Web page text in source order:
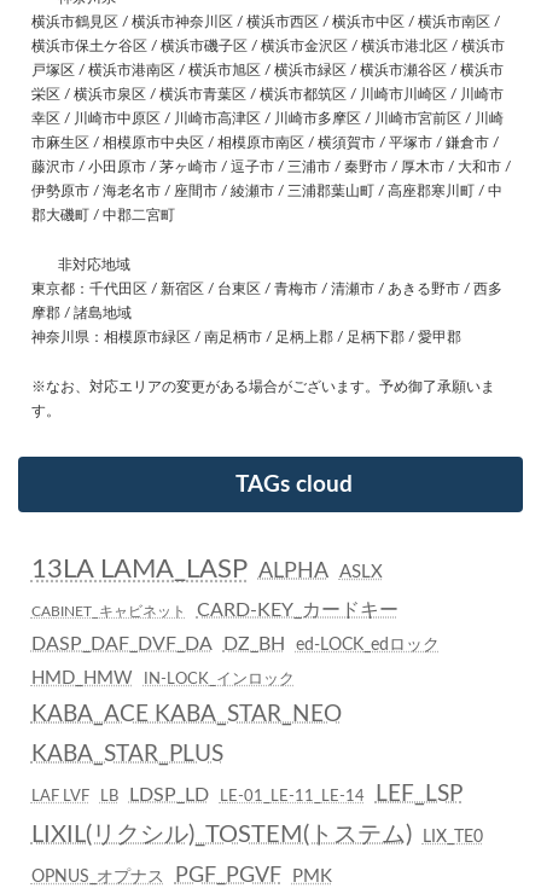
横浜市鶴見区 / 横浜市神奈川区 / 横浜市西区 / 横浜市中区 / 横浜市南区 /
横浜市保土ケ谷区 / 横浜市磯子区 / 横浜市金沢区 / 横浜市港北区 / 横浜市
戸塚区 / 横浜市港南区 / 横浜市旭区 / 横浜市緑区 / 横浜市瀬谷区 / 横浜市
栄区 / 横浜市泉区 / 横浜市青葉区 / 横浜市都筑区 / 川崎市川崎区 / 川崎市
幸区 / 川崎市中原区 / 川崎市高津区 / 川崎市多摩区 / 川崎市宮前区 / 川崎
市麻生区 / 相模原市中央区 / 相模原市南区 / 横須賀市 / 平塚市 / 鎌倉市 /
藤沢市 / 小田原市 / 茅ヶ崎市 / 逗子市 / 三浦市 / 秦野市 / 厚木市 / 大和市 /
伊勢原市 / 海老名市 / 座間市 / 綾瀬市 / 三浦郡葉山町 / 高座郡寒川町 / 中
郡大磯町 / 中郡二宮町
非対応地域
東京都：千代田区 / 新宿区 / 台東区 / 青梅市 / 清瀬市 / あきる野市 / 西多
摩郡 / 諸島地域
神奈川県：相模原市緑区 / 南足柄市 / 足柄上郡 / 足柄下郡 / 愛甲郡
※なお、対応エリアの変更がある場合がございます。予め御了承願いま
す。
TAGs cloud
13LA LAMA_LASP ALPHA ASLX
CABINET_キャビネット
CARD-KEY_カードキー
DASP_DAF_DVF_DA
DZ_BH ed-LOCK_edロック
HMD_HMW IN-LOCK_インロック
KABA_ACE KABA_STAR_NEO
KABA_STAR_PLUS
LAF LVF LB LDSP_LD LE-01_LE-11_LE-14 LEF_LSP
LIXIL(リクシル)_TOSTEM(トステム) LIX_TE0
OPNUS_オプナス PGF_PGVF PMK